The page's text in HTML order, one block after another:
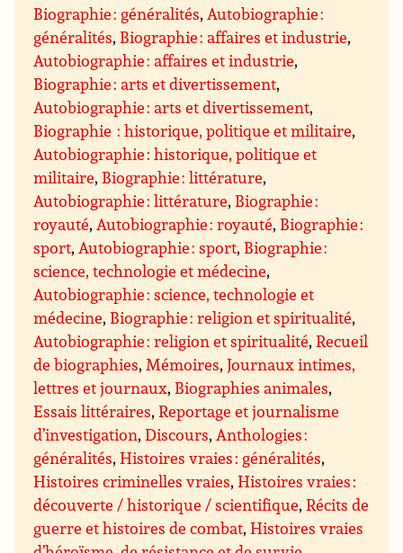
Biographie : généralités,Autobiographie :
généralités, Biographie : affaires et industrie,
Autobiographie : affaires et industrie,
Biographie : arts et divertissement,
Autobiographie : arts et divertissement,
Biographie : historique, politique et militaire,
Autobiographie : historique, politique et
militaire, Biographie : littérature,
Autobiographie : littérature, Biographie :
royauté,Autobiographie : royauté, Biographie :
sport,Autobiographie : sport, Biographie :
science, technologie et médecine,
Autobiographie : science, technologie et
médecine, Biographie : religion et spiritualité,
Autobiographie : religion et spiritualité,Recueil
de biographies,Mémoires,Journaux intimes,
lettres et journaux, Biographies animales,
Essais littéraires,Reportage et journalisme
d’investigation,Discours,Anthologies :
généralités,Histoires vraies : généralités,
Histoires criminelles vraies,Histoires vraies :
découverte / historique / scientifique,Récits de
guerre et histoires de combat,Histoires vraies